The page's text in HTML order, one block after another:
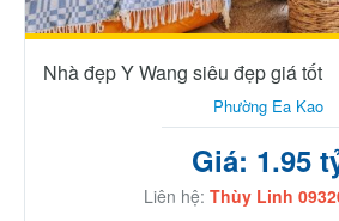
Nhà đẹp Y Wang siêu đẹp giá tốt
Phường Ea Kao
Giá: 1.95
Liên hệ: Thùy Linh